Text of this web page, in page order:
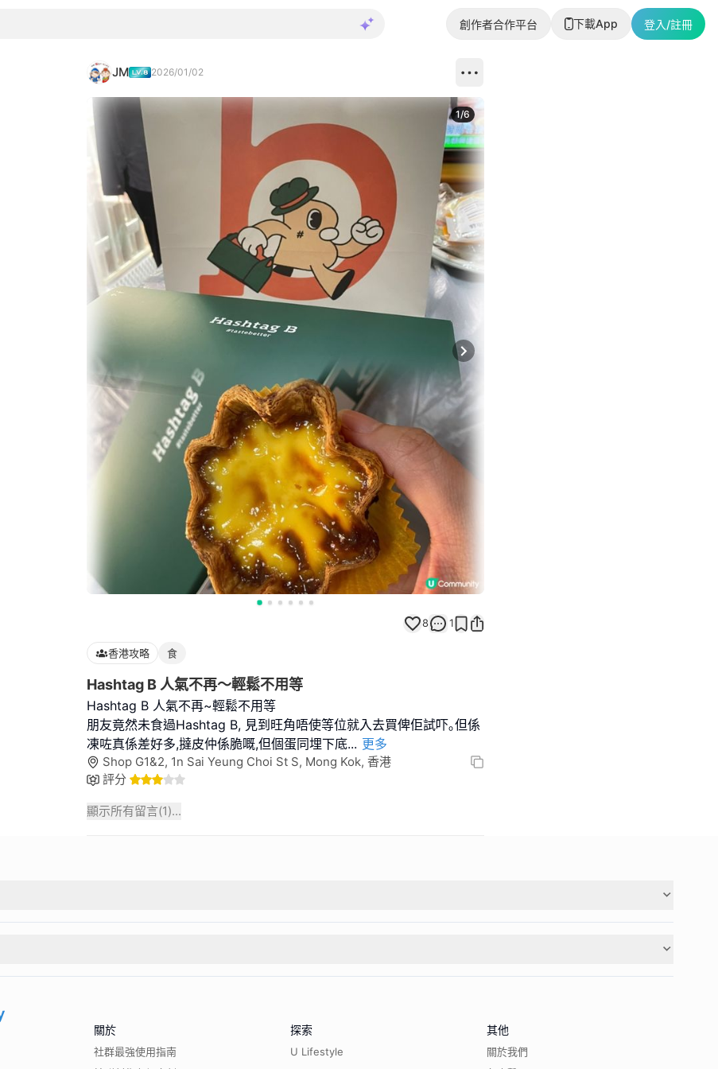
創作者合作平台 下載App 登入/註冊
JM 2026/01/02
Next slide
1/6
8 1
香港攻略 食
Hashtag B 人氣不再～輕鬆不用等
Hashtag B 人氣不再~輕鬆不用等
朋友竟然未食過Hashtag B, 見到旺角唔使等位就入去買俾佢試吓｡但係
凍咗真係差好多,撻皮仲係脆嘅,但個蛋同埋下底... 更多
Shop G1&2, 1n Sai Yeung Choi St S, Mong Kok, 香港
評分
顯示所有留言(1)...
關於
社群最強使用指南
探索
U Lifestyle
其他
關於我們